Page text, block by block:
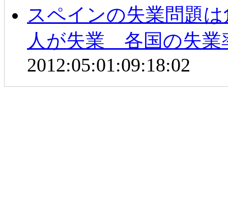
スペインの失業問題
人が失業 各国の失業
2012:05:01:09:18:02